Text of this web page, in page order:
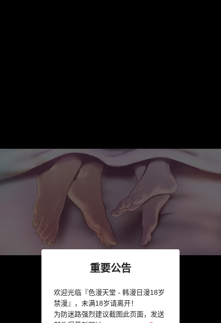
重要公告
欢迎光临『色漫天堂 - 韩漫日漫18岁
禁漫』，未满18岁请离开！
为防迷路强烈建议截图此页面，发送